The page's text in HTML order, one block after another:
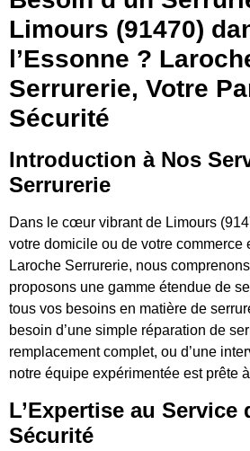
Limours (91470)
l’Essonne ?
Serrurerie, Votre
Sécurité
Introduction à Nos
Serrurerie
Dans le cœur vibrant de Limours
votre domicile ou de votre commerce
Laroche Serrurerie, nous
proposons une gamme étendue de
tous vos besoins en matière de
besoin d’une simple réparation de
remplacement complet, ou d’une
notre équipe expérimentée est prête
L’Expertise au Service
Sécurité